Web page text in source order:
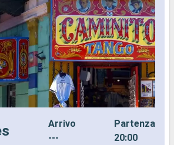
Arrivo
---
Partenza
20:00